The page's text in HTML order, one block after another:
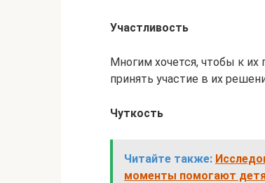
Участливость
Многим хочется, чтобы к их
принять участие в их
Чуткость
Читайте также:
моменты помогают